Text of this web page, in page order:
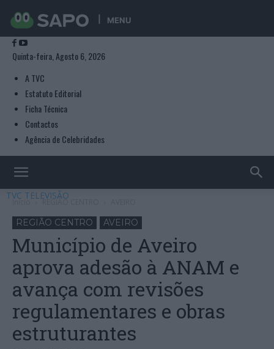
MENU
Quinta-feira, Agosto 6, 2026
A TVC
Estatuto Editorial
Ficha Técnica
Contactos
Agência de Celebridades
TVC TELEVISÃO
Início REGIÃO CENTRO
REGIÃO CENTRO AVEIRO
Município de Aveiro
aprova adesão à ANAM e
avança com revisões
regulamentares e obras
estruturantes